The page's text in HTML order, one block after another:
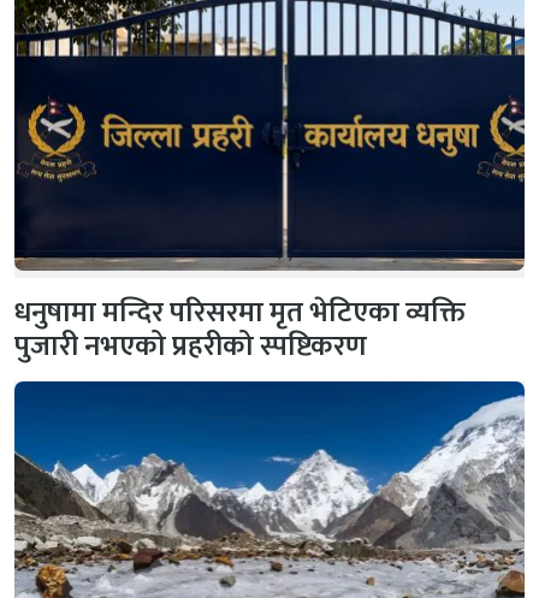
धनुषामा मन्दिर परिसरमा मृत भेटिएका व्यक्ति
पुजारी नभएको प्रहरीको स्पष्टिकरण